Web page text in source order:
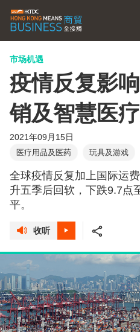
市场机遇
疫情反复影
销及智慧医
2021年09月15日
医疗用品及医药 玩具及游戏
物流管理及运输服务
全球疫情反复加上国际运
升五季后回软，下跌9.7点
平。
收听